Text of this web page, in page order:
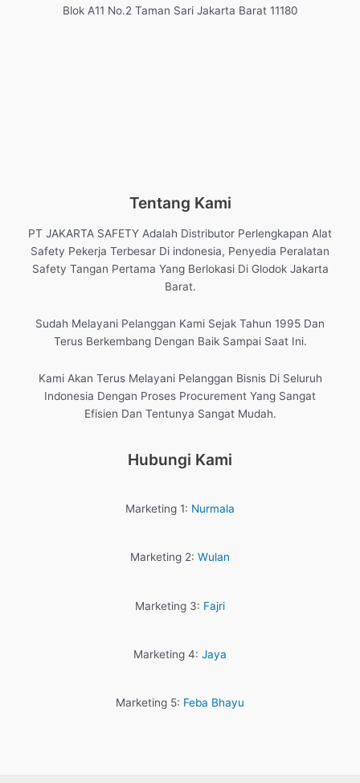
Blok A11 No.2 Taman Sari Jakarta Barat 11180
Tentang Kami
PT JAKARTA SAFETY Adalah Distributor Perlengkapan Alat
Safety Pekerja Terbesar Di indonesia, Penyedia Peralatan
Safety Tangan Pertama Yang Berlokasi Di Glodok Jakarta
Barat.
Sudah Melayani Pelanggan Kami Sejak Tahun 1995 Dan
Terus Berkembang Dengan Baik Sampai Saat Ini.
Kami Akan Terus Melayani Pelanggan Bisnis Di Seluruh
Indonesia Dengan Proses Procurement Yang Sangat
Efisien Dan Tentunya Sangat Mudah.
Hubungi Kami
Marketing 1: Nurmala
Marketing 2: Wulan
Marketing 3: Fajri
Marketing 4: Jaya
Marketing 5: Feba Bhayu